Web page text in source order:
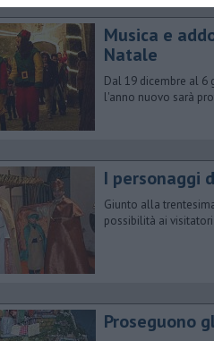
Musica e
Natale
Dal 19 dicembre al 6
l'anno nuovo sarà
I personaggi
Giunto alla
possibilità ai
Proseguono